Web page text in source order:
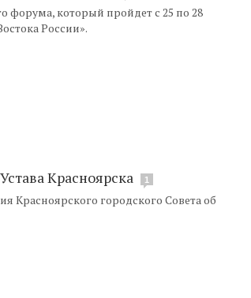
форума, который пройдет с 25 по 28
России».
Красноярска 1
Красноярского городского Совета об